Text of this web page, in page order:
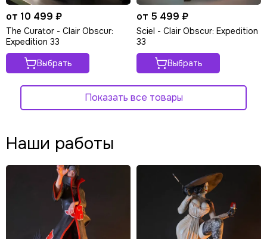
от 10 499 ₽
The Curator - Clair Obscur:
Expedition 33
Выбрать
от 5 499 ₽
Sciel - Clair Obscur: Expedition
33
Выбрать
Показать все товары
Наши работы